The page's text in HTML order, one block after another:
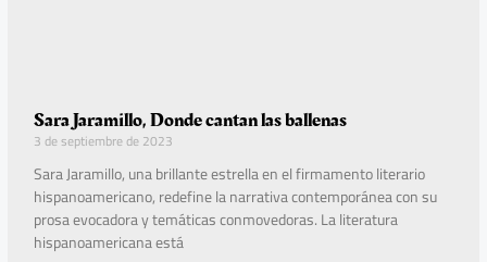
Sara Jaramillo, Donde cantan las ballenas
3 de septiembre de 2023
Sara Jaramillo, una brillante estrella en el firmamento literario
hispanoamericano, redefine la narrativa contemporánea con su
prosa evocadora y temáticas conmovedoras. La literatura
hispanoamericana está